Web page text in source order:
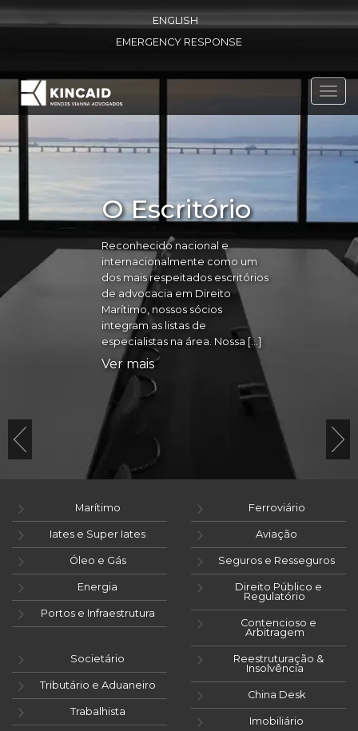
ENGLISH
EMERGENCY RESPONSE
O Escritório
Reconhecido nacional e
internacionalmente como um
dos mais respeitados escritórios
de advocacia em Direito
Marítimo, nossos sócios
integram as listas de
especialistas na área. Nossa […]
Ver mais
Marítimo
Iates e Super Iates
Óleo e Gás
Energia
Portos e Infraestrutura
Ferroviário
Aviação
Seguros e Resseguros
Direito Público e
Regulatório
Contencioso e
Arbitragem
Societário
Tributário e Aduaneiro
Trabalhista
Reestruturação &
Insolvência
China Desk
Imobiliário